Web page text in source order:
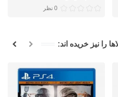
0 نظر
را نیز خریده اند: